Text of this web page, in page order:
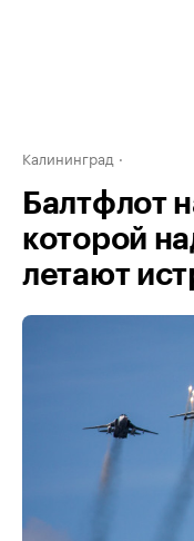
Калининград
Балтфлот
которой
летают